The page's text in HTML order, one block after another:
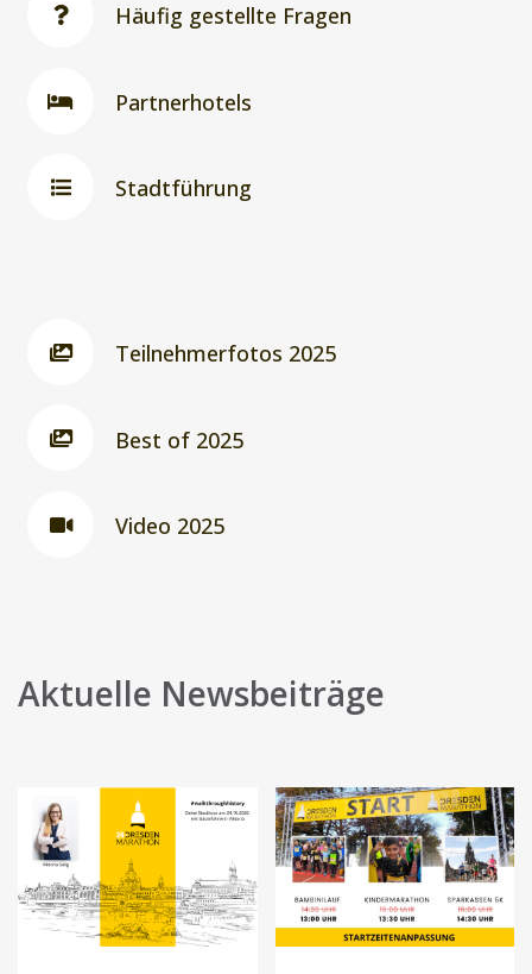
Häufig gestellte Fragen
Partnerhotels
Stadtführung
Teilnehmerfotos 2025
Best of 2025
Video 2025
Aktuelle Newsbeiträge